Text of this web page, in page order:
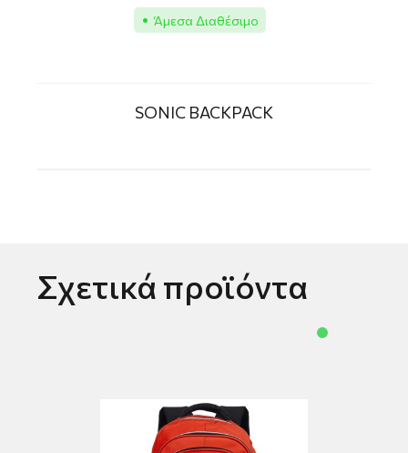
Άμεσα Διαθέσιμο
SONIC BACKPACK
Σχετικά προϊόντα